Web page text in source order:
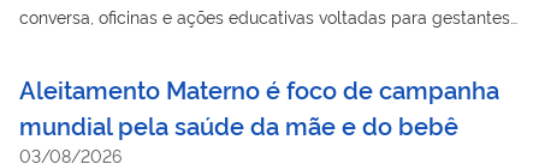
conversa, oficinas e ações educativas voltadas para gestantes,
Aleitamento Materno é foco de campanha
mundial pela saúde da mãe e do bebê
03/08/2026